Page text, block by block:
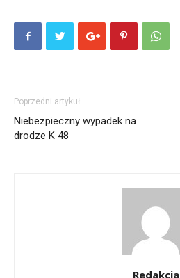
Poprzedni artykuł
Niebezpieczny wypadek na
drodze K 48
Redakcja